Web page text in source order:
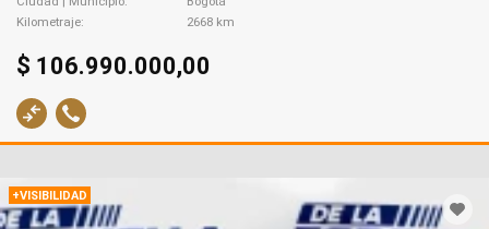
Kilometraje
2668 km
$ 106.990.000,00
+VISIBILIDAD